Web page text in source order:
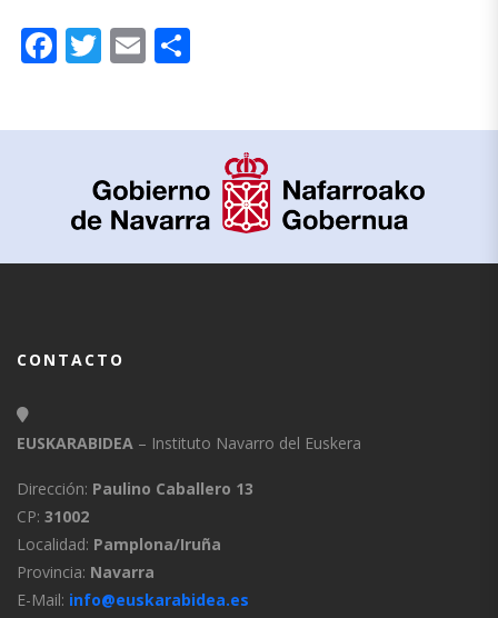
Facebook
Twitter
Email
CONTACTO
EUSKARABIDEA – Instituto Navarro del Euskera
Dirección: Paulino Caballero 13
CP: 31002
Localidad: Pamplona/Iruña
Provincia: Navarra
E-Mail: info@euskarabidea.es